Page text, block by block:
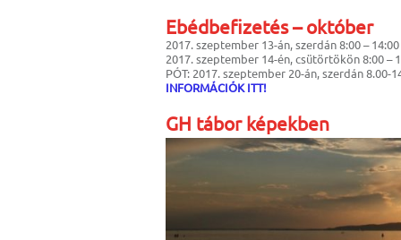
Ebédbefizetés – október
2017. szeptember 13-án, szerdán 8:00 –
2017. szeptember 14-én, csütörtökön 8:00 –
PÓT: 2017. szeptember 20-án, szerdán 8.00-
INFORMÁCIÓK ITT!
GH tábor képekben